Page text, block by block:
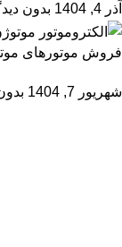
آذر 4, 1404 بدون
فروش موتورهای
شهریور 7, 1404